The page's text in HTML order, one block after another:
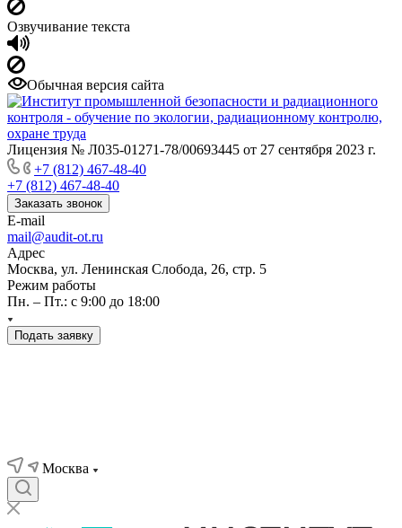
Озвучивание текста
Обычная версия сайта
Лицензия № Л035-01271-78/00693445 от 27 сентября 2023 г.
+7 (812) 467-48-40
+7 (812) 467-48-40
Заказать звонок
E-mail
mail@audit-ot.ru
Адрес
Москва, ул. Ленинская Слобода, 26, стр. 5
Режим работы
Пн. – Пт.: с 9:00 до 18:00
Подать заявку
Москва